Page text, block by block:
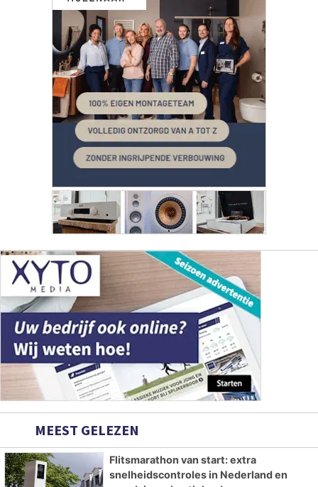
MEEST GELEZEN
Flitsmarathon van start: extra
snelheidscontroles in Nederland en